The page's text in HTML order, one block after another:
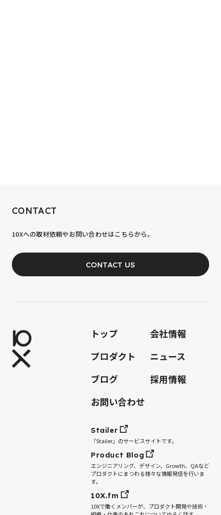
あなたの力が、必要です。
JOIN OUR TEAM
CONTACT
10Xへの取材依頼やお問い合わせはこちらから。
CONTACT US
トップ
会社情報
プロダクト
ニュース
ブログ
採用情報
お問い合わせ
Stailer
「Stailer」のサービスサイトです。
Product Blog
エンジニアリング、デザイン、Growth、QAなど
プロダクトにまつわる様々な情報発信を行いま
す。
10X.fm
10Xで働くメンバーが、プロダクト開発や技術・